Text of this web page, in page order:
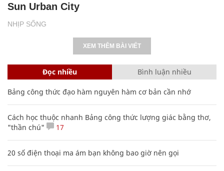
NHỊP SỐNG
Sun Urban City
XEM THÊM BÀI VIẾT
Đọc nhiều Bình luận nhiều
Bảng công thức đạo hàm nguyên hàm cơ bản cần nhớ
Cách học thuộc nhanh Bảng công thức lượng giác bằng thơ,
"thần chú"
17
20 số điện thoại ma ám bạn không bao giờ nên gọi